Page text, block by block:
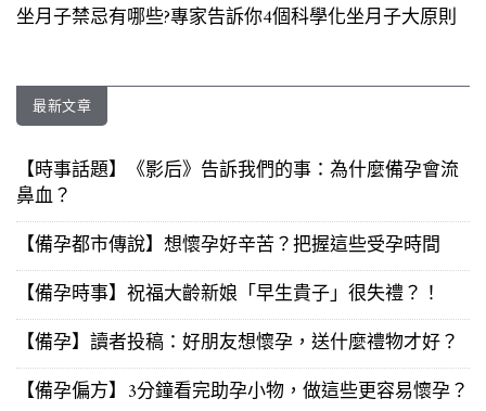
坐月子禁忌有哪些?專家告訴你4個科學化坐月子大原則
最新文章
【時事話題】《影后》告訴我們的事：為什麼備孕會流
鼻血？
【備孕都市傳說】想懷孕好辛苦？把握這些受孕時間
【備孕時事】祝福大齡新娘「早生貴子」很失禮？！
【備孕】讀者投稿：好朋友想懷孕，送什麼禮物才好？
【備孕偏方】3分鐘看完助孕小物，做這些更容易懷孕？